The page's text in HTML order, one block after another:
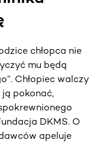
chłopca nie
mu będą
Chłopiec walczy
pokonać,
DKMS. O
apeluje